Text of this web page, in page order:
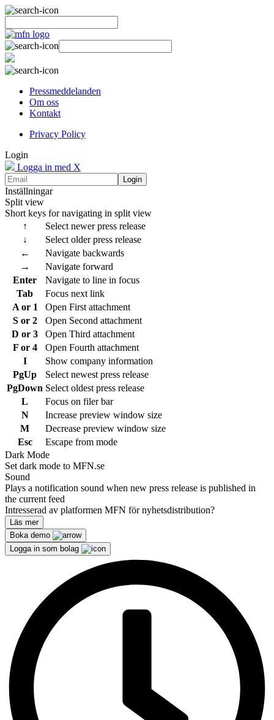
Pressmeddelanden
Om oss
Kontakt
Privacy Policy
Login
Logga in med X
Login
Inställningar
Split view
Short keys for navigating in split view
↑
Select newer press release
↓
Select older press release
←
Navigate backwards
→
Navigate forward
Enter
Navigate to line in focus
Tab
Focus next link
A or 1
Open First attachment
S or 2
Open Second attachment
D or 3
Open Third attachment
F or 4
Open Fourth attachment
I
Show company information
PgUp
Select newest press release
PgDown Select oldest press release
L
Focus on filer bar
N
Increase preview window size
M
Decrease preview window size
Esc
Escape from mode
Dark Mode
Set dark mode to MFN.se
Sound
Plays a notification sound when new press release is published in
the current feed
Intresserad av platformen MFN för nyhetsdistribution?
Läs mer
Boka demo
Logga in som bolag